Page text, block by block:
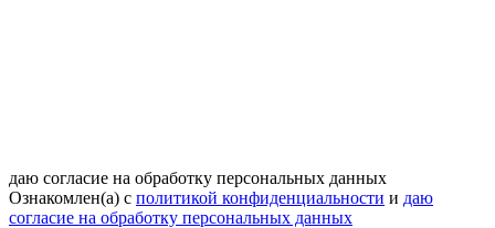
даю согласие на обработку персональных данных
Ознакомлен(а) с политикой конфиденциальности и даю
согласие на обработку персональных данных